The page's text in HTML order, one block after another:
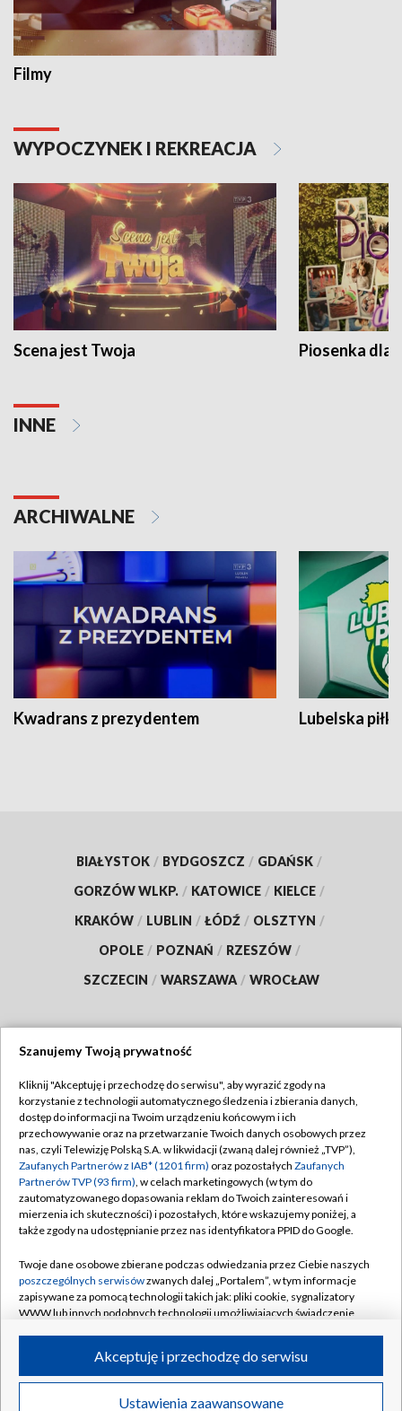
Filmy
WYPOCZYNEK I REKREACJA
Scena jest Twoja Piosenka dla
INNE
ARCHIWALNE
Kwadrans z prezydentem Lubelska piłka
BIAŁYSTOK / BYDGOSZCZ / GDAŃSK /
GORZÓW WLKP. / KATOWICE / KIELCE /
KRAKÓW / LUBLIN / ŁÓDŹ / OLSZTYN /
OPOLE / POZNAŃ / RZESZÓW /
SZCZECIN / WARSZAWA / WROCŁAW
TVP
Abonament TVP
Emisja w TVP
Centrum informacji TVP
Naziemna Telewizja Cyfrowa
Rada Programowa
System NOS
Informacje o nadawcy
Program dla prasy
Regulamin TVP
Polityka prywatności
Moje zgody
Pomoc
Kontakt
Kanały
©2026 Telewizja Polska S.A. w likwidacji
Szanujemy Twoją prywatność
Kliknij "Akceptuję i przechodzę do serwisu", aby wyrazić zgody na
korzystanie z technologii automatycznego śledzenia i zbierania danych,
dostęp do informacji na Twoim urządzeniu końcowym i ich
przechowywanie oraz na przetwarzanie Twoich danych osobowych przez
nas, czyli Telewizję Polską S.A. w likwidacji (zwaną dalej również „TVP”),
Zaufanych Partnerów z IAB* (1201 firm) oraz pozostałych Zaufanych
Partnerów TVP (93 firm), w celach marketingowych (w tym do
zautomatyzowanego dopasowania reklam do Twoich zainteresowań i
mierzenia ich skuteczności) i pozostałych, które wskazujemy poniżej, a
także zgody na udostępnianie przez nas identyfikatora PPID do Google.
Twoje dane osobowe zbierane podczas odwiedzania przez Ciebie naszych
poszczególnych serwisówzwanych dalej „Portalem”, w tym informacje
zapisywane za pomocą technologii takich jak: pliki cookie, sygnalizatory
WWW lub innych podobnych technologii umożliwiających świadczenie
ruchu w Internecie.
Twoje dane osobowe zbierane podczas odwiedzania przez Ciebie
Ustawienia zaawansowane
Akceptuję i przechodzę do serwisu